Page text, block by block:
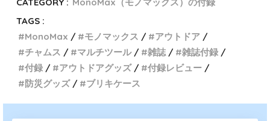
TAGS :
MonoMax
モノマックス
アウトドア
チャムス
マルチツール 雑誌
雑誌付録
付録
アウトドアグッズ
付録レビュー
防災グッズ
ブリキケース